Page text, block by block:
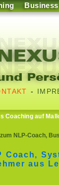
Business
-
Coaching auf
NLP-Coach,
aus